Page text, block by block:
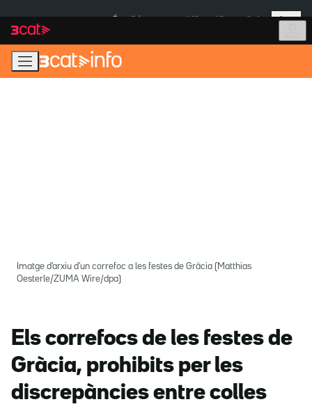
navegació
principal
contingut
Més
Imatge d'arxiu d'un correfoc a les festes de Gràcia (Matthias
Oesterle/ZUMA Wire/dpa)
Els correfocs de les festes de
Gràcia, prohibits per les
discrepàncies entre colles